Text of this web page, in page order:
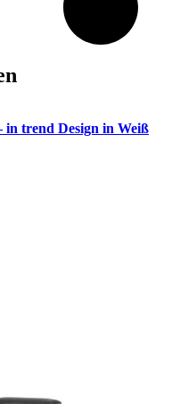
in trend Design in Weiß